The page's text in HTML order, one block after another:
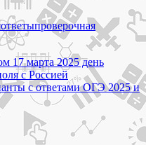
ответыпроверочная
17 марта 2025 день
с Россией
с ответами ОГЭ 2025 и